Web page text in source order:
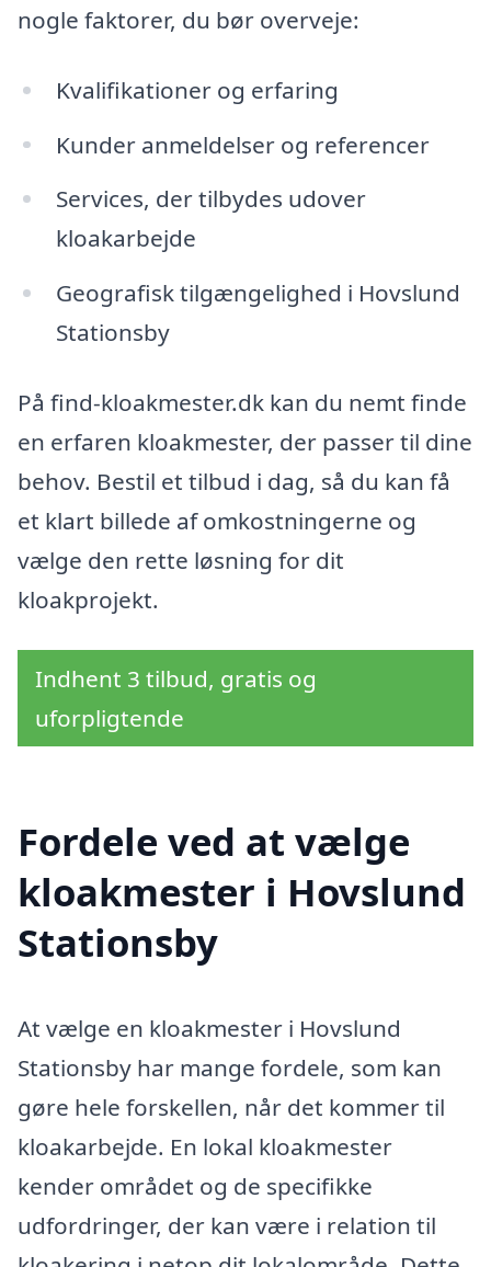
nogle faktorer, du bør overveje:
Kvalifikationer og erfaring
Kunder anmeldelser og referencer
Services, der tilbydes udover
kloakarbejde
Geografisk tilgængelighed i Hovslund
Stationsby
På find-kloakmester.dk kan du nemt finde
en erfaren kloakmester, der passer til dine
behov. Bestil et tilbud i dag, så du kan få
et klart billede af omkostningerne og
vælge den rette løsning for dit
kloakprojekt.
Indhent 3 tilbud, gratis og
uforpligtende
Fordele ved at vælge
kloakmester i Hovslund
Stationsby
At vælge en kloakmester i Hovslund
Stationsby har mange fordele, som kan
gøre hele forskellen, når det kommer til
kloakarbejde. En lokal kloakmester
kender området og de specifikke
udfordringer, der kan være i relation til